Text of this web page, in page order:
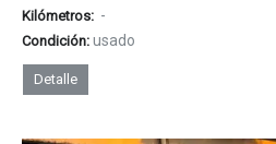
Kilómetros: -
Condición: usado
Detalle